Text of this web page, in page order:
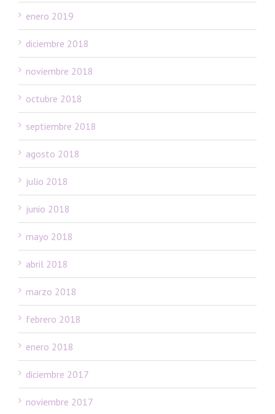
enero 2019
diciembre 2018
noviembre 2018
octubre 2018
septiembre 2018
agosto 2018
julio 2018
junio 2018
mayo 2018
abril 2018
marzo 2018
febrero 2018
enero 2018
diciembre 2017
noviembre 2017